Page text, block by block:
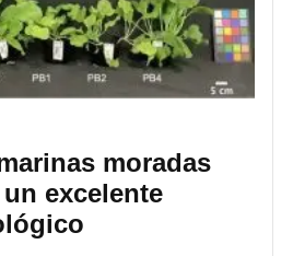
moradas
excelente